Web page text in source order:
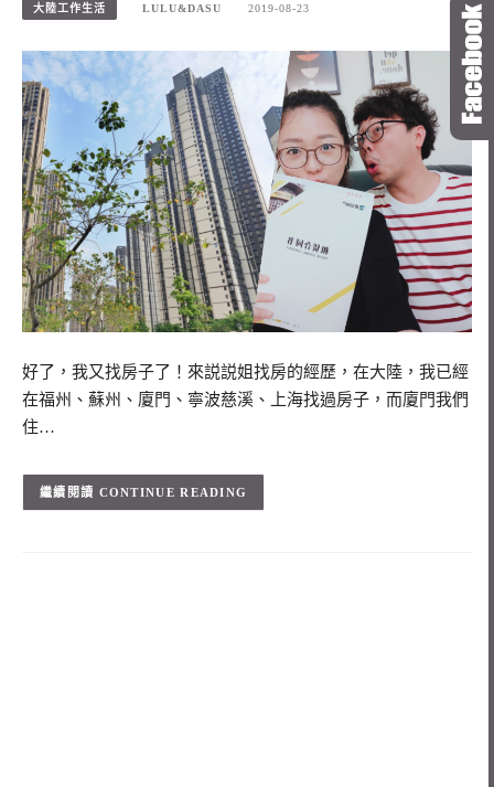
大陸工作生活 LULU&DASU 2019-08-23
好了，我又找房子了！來説説姐找房的經歷，在大陸，我已經
在福州、蘇州、廈門、寧波慈溪、上海找過房子，而廈門我們
住…
CONTINUE READING